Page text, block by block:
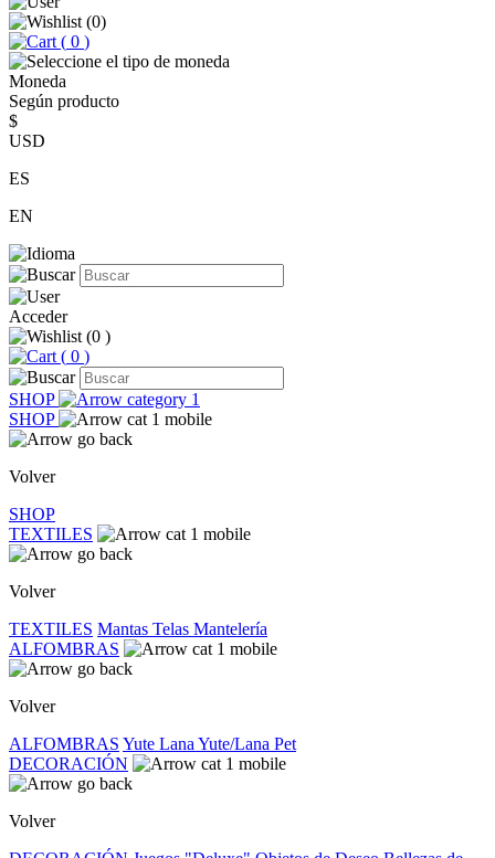
(0)
( 0 )
Moneda
Según producto
$
USD
ES
EN
Acceder
(0 )
( 0 )
SHOP
SHOP
Volver
SHOP
TEXTILES
Volver
TEXTILES Mantas Telas Mantelería
ALFOMBRAS
Volver
ALFOMBRAS Yute Lana Yute/Lana Pet
DECORACIÓN
Volver